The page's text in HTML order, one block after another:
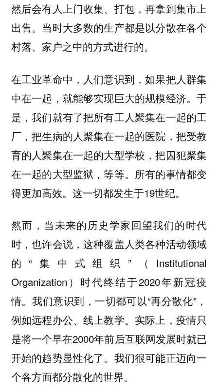
然后会有人上门收集、打包，再拿到集市上
出售。当时大多数的生产都是以分散在各个
村落、家户之中的方式进行的。
在工业革命中，人们意识到，如果把人群集
中在一起，就能够实现巨大的规模经济。于
是，我们就有了把所有工人聚集在一起的工
厂，把生病的人聚集在一起的医院，把受教
育的人聚集在一起的大型学校，把囚犯聚集
在一起的大型监狱，等等。所有的事情都变
得更加高效。这一切都发生于19世纪。
然而，当未来的历史学家回望我们的时代
时，也许会说，这种覆盖人类各种活动领域
的“集中式组织”（Institutional
Organization）时代终结于2020年新冠疫
情。我们意识到，一切都可以“再分散化”，
例如远程办公、线上教学。实际上，疫情只
是将一个早在2000年前后互联网发展时就已
开始的趋势显性化了。我们很可能正迈向一
个各方面都分散化的世界。